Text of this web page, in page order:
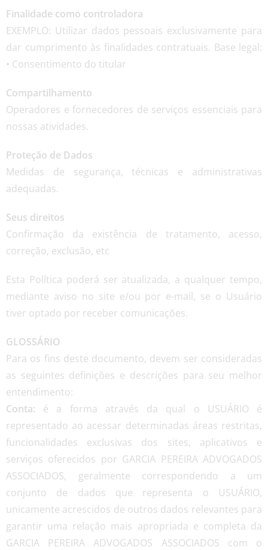
Finalidade como controladora
EXEMPLO: Utilizar dados pessoais exclusivamente para
dar cumprimento às finalidades contratuais. Base legal:
• Consentimento do titular
Compartilhamento
Operadores e fornecedores de serviços essenciais para
nossas atividades.
Proteção de Dados
Medidas de segurança, técnicas e administrativas
adequadas.
Seus direitos
Confirmação da existência de tratamento, acesso,
correção, exclusão, etc
Esta Política poderá ser atualizada, a qualquer tempo,
mediante aviso no site e/ou por e-mail, se o Usuário
tiver optado por receber comunicações.
GLOSSÁRIO
Para os fins deste documento, devem ser consideradas
as seguintes definições e descrições para seu melhor
entendimento:
Conta: é a forma através da qual o USUÁRIO é
representado ao acessar determinadas áreas restritas,
funcionalidades exclusivas dos sites, aplicativos e
serviços oferecidos por GARCIA PEREIRA ADVOGADOS
ASSOCIADOS, geralmente correspondendo a um
conjunto de dados que representa o USUÁRIO,
unicamente acrescidos de outros dados relevantes para
garantir uma relação mais apropriada e completa da
GARCIA PEREIRA ADVOGADOS ASSOCIADOS com o